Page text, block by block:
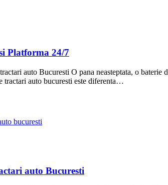
Platforma 24/7
auto Bucuresti O pana neasteptata, o
tractari auto bucuresti este diferenta…
bucuresti
auto Bucuresti